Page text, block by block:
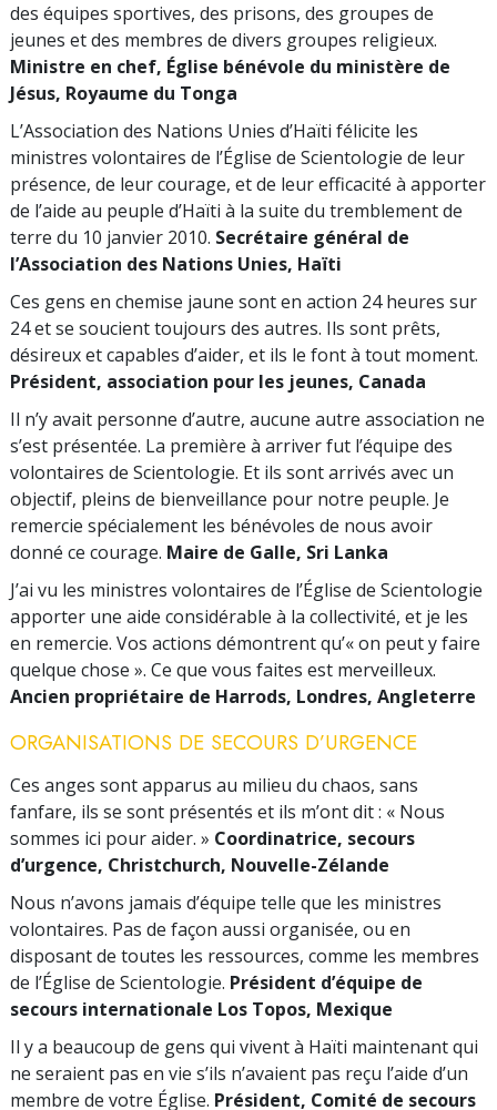
des équipes sportives, des prisons, des groupes de
jeunes et des membres de divers groupes religieux.
Ministre en chef, Église bénévole du ministère de
Jésus, Royaume du Tonga
L’Association des Nations Unies d’Haïti félicite les
ministres volontaires de l’Église de Scientologie de leur
présence, de leur courage, et de leur efficacité à apporter
de l’aide au peuple d’Haïti à la suite du tremblement de
terre du 10 janvier 2010. Secrétaire général de
l’Association des Nations Unies, Haïti
Ces gens en chemise jaune sont en action 24 heures sur
24 et se soucient toujours des autres. Ils sont prêts,
désireux et capables d’aider, et ils le font à tout moment.
Président, association pour les jeunes, Canada
Il n’y avait personne d’autre, aucune autre association ne
s’est présentée. La première à arriver fut l’équipe des
volontaires de Scientologie. Et ils sont arrivés avec un
objectif, pleins de bienveillance pour notre peuple. Je
remercie spécialement les bénévoles de nous avoir
donné ce courage. Maire de Galle, Sri Lanka
J’ai vu les ministres volontaires de l’Église de Scientologie
apporter une aide considérable à la collectivité, et je les
en remercie. Vos actions démontrent qu’« on peut y faire
quelque chose ». Ce que vous faites est merveilleux.
Ancien propriétaire de Harrods, Londres, Angleterre
ORGANISATIONS DE SECOURS D’URGENCE
Ces anges sont apparus au milieu du chaos, sans
fanfare, ils se sont présentés et ils m’ont dit : « Nous
sommes ici pour aider. » Coordinatrice, secours
d’urgence, Christchurch, Nouvelle-Zélande
Nous n’avons jamais d’équipe telle que les ministres
volontaires. Pas de façon aussi organisée, ou en
disposant de toutes les ressources, comme les membres
de l’Église de Scientologie. Président d’équipe de
secours internationale Los Topos, Mexique
Il y a beaucoup de gens qui vivent à Haïti maintenant qui
ne seraient pas en vie s’ils n’avaient pas reçu l’aide d’un
membre de votre Église. Président, Comité de secours